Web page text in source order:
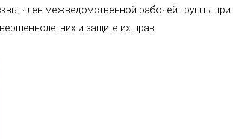
член межведомственной рабочей группы при
и защите их прав.